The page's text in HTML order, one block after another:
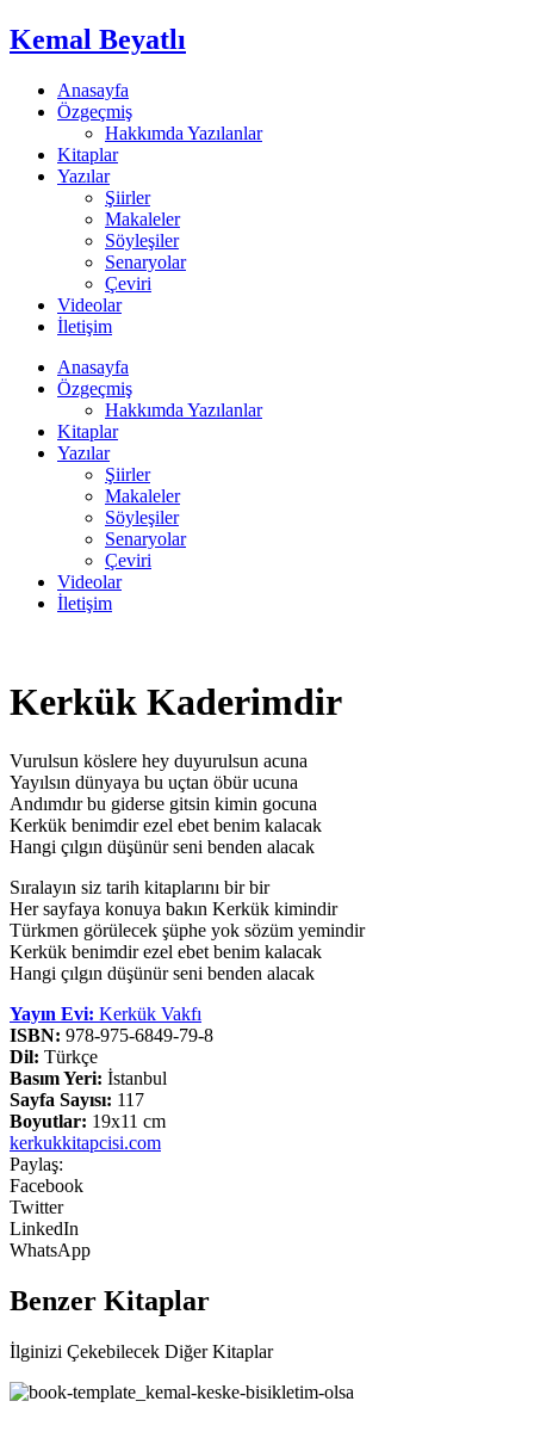
Kemal Beyatlı
Anasayfa
Özgeçmiş
Hakkımda Yazılanlar
Kitaplar
Yazılar
Şiirler
Makaleler
Söyleşiler
Senaryolar
Çeviri
Videolar
İletişim
Anasayfa
Özgeçmiş
Hakkımda Yazılanlar
Kitaplar
Yazılar
Şiirler
Makaleler
Söyleşiler
Senaryolar
Çeviri
Videolar
İletişim
Kerkük Kaderimdir
Vurulsun köslere hey duyurulsun acuna
Yayılsın dünyaya bu uçtan öbür ucuna
Andımdır bu giderse gitsin kimin gocuna
Kerkük benimdir ezel ebet benim kalacak
Hangi çılgın düşünür seni benden alacak
Sıralayın siz tarih kitaplarını bir bir
Her sayfaya konuya bakın Kerkük kimindir
Türkmen görülecek şüphe yok sözüm yemindir
Kerkük benimdir ezel ebet benim kalacak
Hangi çılgın düşünür seni benden alacak
Yayın Evi: Kerkük Vakfı
ISBN: 978-975-6849-79-8
Dil: Türkçe
Basım Yeri: İstanbul
Sayfa Sayısı: 117
Boyutlar: 19x11 cm
kerkukkitapcisi.com
Paylaş:
Facebook
Twitter
LinkedIn
WhatsApp
Benzer Kitaplar
İlginizi Çekebilecek Diğer Kitaplar